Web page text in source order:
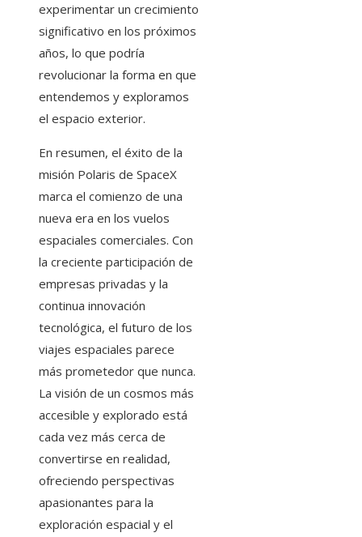
experimentar un crecimiento
significativo en los próximos
años, lo que podría
revolucionar la forma en que
entendemos y exploramos
el espacio exterior.
En resumen, el éxito de la
misión Polaris de SpaceX
marca el comienzo de una
nueva era en los vuelos
espaciales comerciales. Con
la creciente participación de
empresas privadas y la
continua innovación
tecnológica, el futuro de los
viajes espaciales parece
más prometedor que nunca.
La visión de un cosmos más
accesible y explorado está
cada vez más cerca de
convertirse en realidad,
ofreciendo perspectivas
apasionantes para la
exploración espacial y el